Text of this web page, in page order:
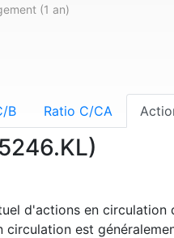
(1 an)
B Ratio C/CA
d'actions en circulation
circulation est